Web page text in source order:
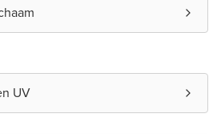
UV